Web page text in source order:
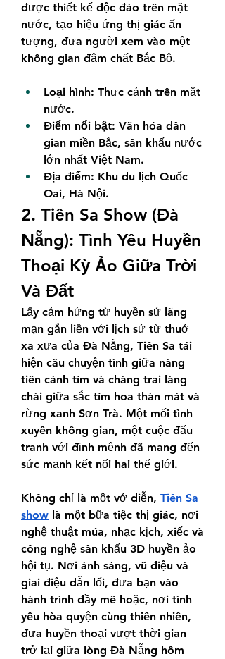
được thiết kế độc đáo trên mặt
nước, tạo hiệu ứng thị giác ấn
tượng, đưa người xem vào một
không gian đậm chất Bắc Bộ.
Loại hình: Thực cảnh trên mặt
nước.
Điểm nổi bật: Văn hóa dân
gian miền Bắc, sân khấu nước
lớn nhất Việt Nam.
Địa điểm: Khu du lịch Quốc
Oai, Hà Nội.
2. Tiên Sa Show (Đà
Nẵng): Tình Yêu Huyền
Thoại Kỳ Ảo Giữa Trời
Và Đất
Lấy cảm hứng từ huyền sử lãng
mạn gắn liền với lịch sử từ thuở
xa xưa của Đà Nẵng, Tiên Sa tái
hiện câu chuyện tình giữa nàng
tiên cánh tím và chàng trai làng
chài giữa sắc tím hoa thàn mát và
rừng xanh Sơn Trà. Một mối tình
xuyên không gian, một cuộc đấu
tranh với định mệnh đã mang đến
sức mạnh kết nối hai thế giới.
Không chỉ là một vở diễn, Tiên Sa
show là một bữa tiệc thị giác, nơi
nghệ thuật múa, nhạc kịch, xiếc và
công nghệ sân khấu 3D huyền ảo
hội tụ. Nơi ánh sáng, vũ điệu và
giai điệu dẫn lối, đưa bạn vào
hành trình đầy mê hoặc, nơi tình
yêu hòa quyện cùng thiên nhiên,
đưa huyền thoại vượt thời gian
trở lại giữa lòng Đà Nẵng hôm